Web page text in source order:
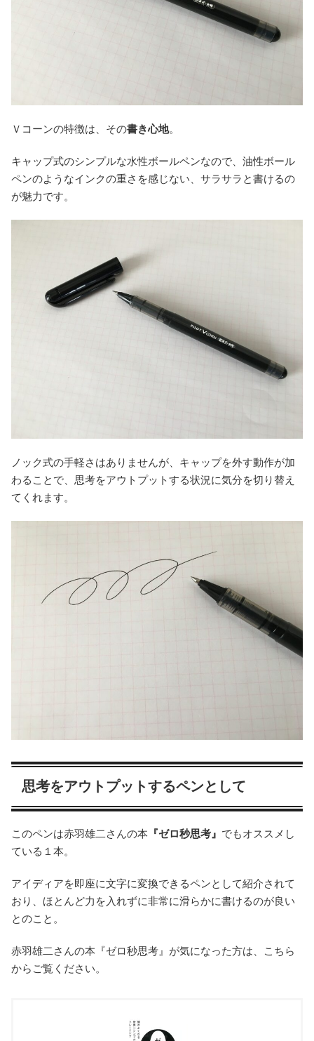
Ｖコーンの特徴は、その書き心地。
キャップ式のシンプルな水性ボールペンなので、油性ボール
ペンのようなインクの重さを感じない、サラサラと書けるの
が魅力です。
ノック式の手軽さはありませんが、キャップを外す動作が加
わることで、思考をアウトプットする状況に気分を切り替え
てくれます。
思考をアウトプットするペンとして
このペンは赤羽雄二さんの本 『ゼロ秒思考』 でもオススメし
ている１本。
アイディアを即座に文字に変換できるペンとして紹介されて
おり、ほとんど力を入れずに非常に滑らかに書けるのが良い
とのこと。
赤羽雄二さんの本『ゼロ秒思考』が気になった方は、こちら
からご覧ください。